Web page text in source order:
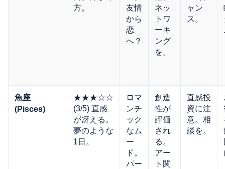
方。
友情
から
恋
へ？
ネッ
トワ
ーキ
ング
を。
ャン
ス。
魚座
(Pisces)
★★★☆☆
(3/5) 直感
が冴える。
夢のような
1日。
ロマ
ンチ
ック
なム
ー
ド。
パー
創造
性が
評価
され
る。
アー
ト関
直感投
資に注
意。相
談を。